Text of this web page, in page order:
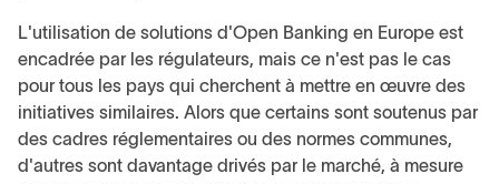
L'utilisation de solutions d'Open Banking en Europe est
encadrée par les régulateurs, mais ce n'est pas le cas
pour tous les pays qui cherchent à mettre en œuvre des
initiatives similaires. Alors que certains sont soutenus par
des cadres réglementaires ou des normes communes,
d'autres sont davantage drivés par le marché, à mesure